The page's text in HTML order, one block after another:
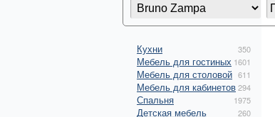
Кухни 350
Мебель для гостиных 1601
Мебель для столовой 611
Мебель для кабинетов294
Спальня 1975
Детская мебель 260